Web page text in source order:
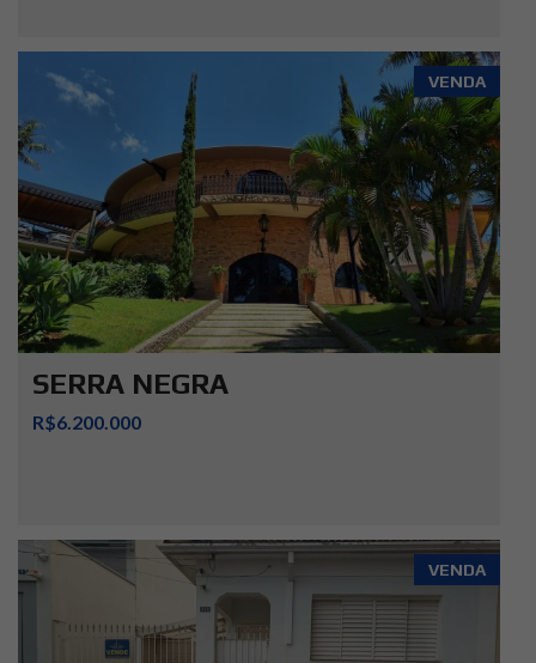
VENDA
SERRA NEGRA
R$6.200.000
VENDA